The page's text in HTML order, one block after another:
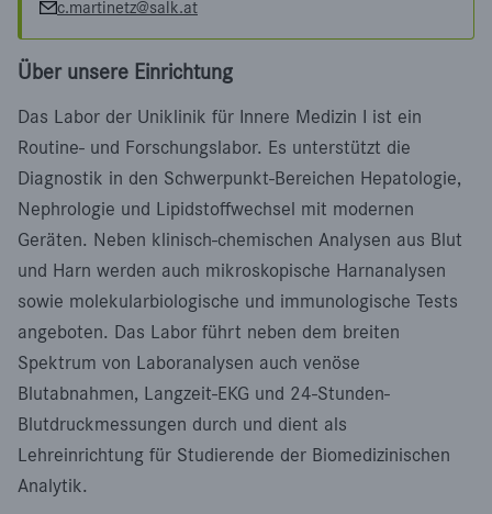
c.martinetz@salk.at
Über unsere Einrichtung
Das Labor der Uniklinik für Innere Medizin I ist ein
Routine- und Forschungslabor. Es unterstützt die
Diagnostik in den Schwerpunkt-Bereichen Hepatologie,
Nephrologie und Lipidstoffwechsel mit modernen
Geräten. Neben klinisch-chemischen Analysen aus Blut
und Harn werden auch mikroskopische Harnanalysen
sowie molekularbiologische und immunologische Tests
angeboten. Das Labor führt neben dem breiten
Spektrum von Laboranalysen auch venöse
Blutabnahmen, Langzeit-EKG und 24-Stunden-
Blutdruckmessungen durch und dient als
Lehreinrichtung für Studierende der Biomedizinischen
Analytik.